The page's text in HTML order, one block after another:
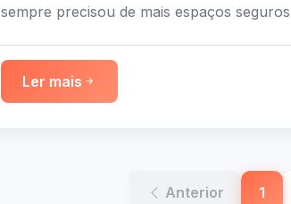
sempre precisou de mais espaços
Ler mais
Anterior 1